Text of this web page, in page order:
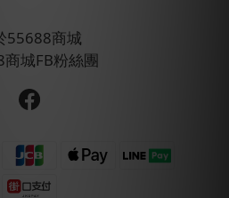
55688商城
城FB粉絲團